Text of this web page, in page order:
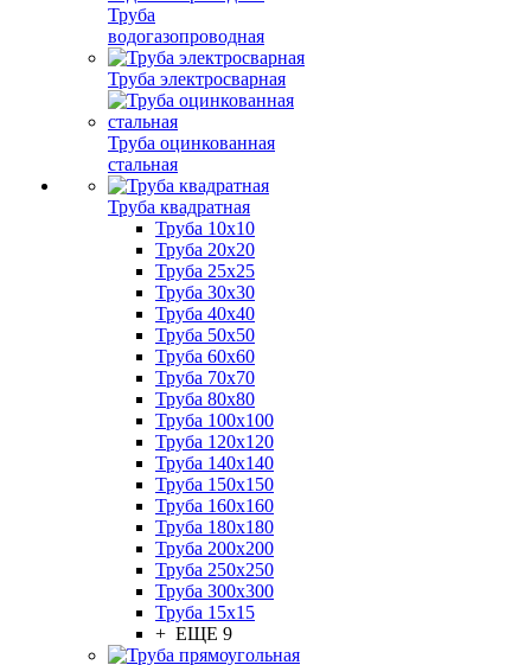
Труба
водогазопроводная
Труба электросварная
Труба оцинкованная
стальная
Труба квадратная
Труба 10x10
Труба 20x20
Труба 25x25
Труба 30x30
Труба 40x40
Труба 50x50
Труба 60x60
Труба 70x70
Труба 80x80
Труба 100x100
Труба 120x120
Труба 140x140
Труба 150x150
Труба 160x160
Труба 180x180
Труба 200x200
Труба 250x250
Труба 300x300
Труба 15x15
+ ЕЩЕ 9